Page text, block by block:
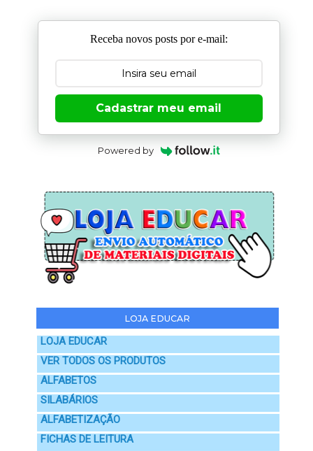
Receba novos posts por e-mail:
Cadastrar meu email
Powered by
LOJA EDUCAR
LOJA EDUCAR
VER TODOS OS PRODUTOS
ALFABETOS
SILABÁRIOS
ALFABETIZAÇÃO
FICHAS DE LEITURA